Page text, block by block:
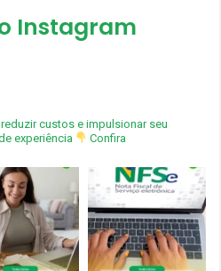
Instagram
custos e impulsionar seu
experiência Confira